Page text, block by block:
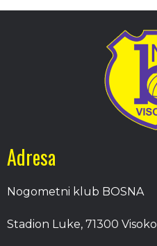
Adresa
Nogometni klub BOSNA
Stadion Luke, 71300 Visoko